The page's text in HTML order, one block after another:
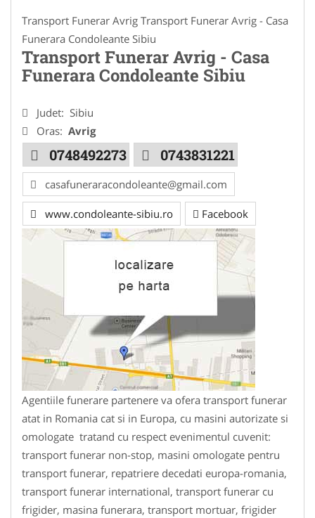
Transport Funerar Avrig Transport Funerar Avrig - Casa
Funerara Condoleante Sibiu
Transport Funerar Avrig - Casa
Funerara Condoleante Sibiu
Judet: Sibiu
Oras: Avrig
0748492273 0743831221
casafuneraracondoleante@gmail.com
www.condoleante-sibiu.ro Facebook
Agentiile funerare partenere va ofera transport funerar
atat in Romania cat si in Europa, cu masini autorizate si
omologate tratand cu respect evenimentul cuvenit:
transport funerar non-stop, masini omologate pentru
transport funerar, repatriere decedati europa-romania,
transport funerar international, transport funerar cu
frigider, masina funerara, transport mortuar, frigider